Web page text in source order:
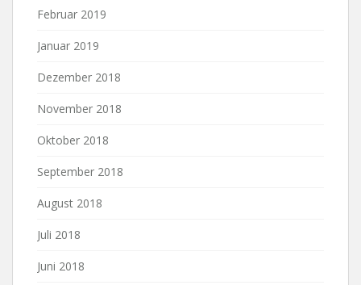
Februar 2019
Januar 2019
Dezember 2018
November 2018
Oktober 2018
September 2018
August 2018
Juli 2018
Juni 2018